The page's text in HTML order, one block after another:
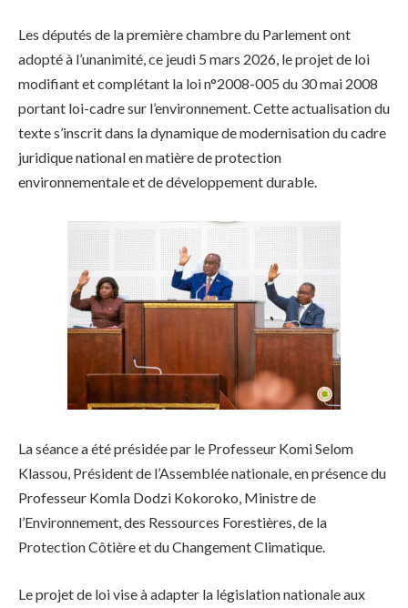
Les députés de la première chambre du Parlement ont
adopté à l’unanimité, ce jeudi 5 mars 2026, le projet de loi
modifiant et complétant la loi n°2008-005 du 30 mai 2008
portant loi-cadre sur l’environnement. Cette actualisation du
texte s’inscrit dans la dynamique de modernisation du cadre
juridique national en matière de protection
environnementale et de développement durable.
La séance a été présidée par le Professeur Komi Selom
Klassou, Président de l’Assemblée nationale, en présence du
Professeur Komla Dodzi Kokoroko, Ministre de
l’Environnement, des Ressources Forestières, de la
Protection Côtière et du Changement Climatique.
Le projet de loi vise à adapter la législation nationale aux